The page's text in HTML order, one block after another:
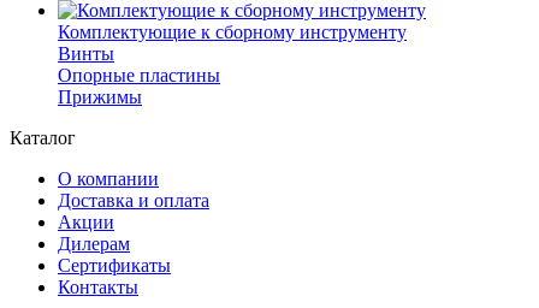
Комплектующие к сборному инструменту
Винты
Опорные пластины
Прижимы
Каталог
О компании
Доставка и оплата
Акции
Дилерам
Сертификаты
Контакты